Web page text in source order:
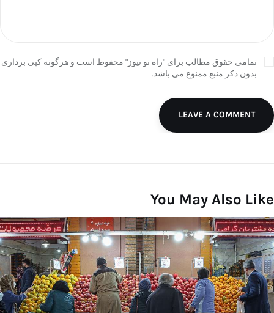
تمامی حقوق مطالب برای "راه نو نیوز" محفوظ است و هرگونه کپی برداری
بدون ذکر منبع ممنوع می باشد.
LEAVE A COMMENT
You May Also Like